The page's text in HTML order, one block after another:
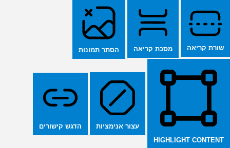
שורת קריאה מסכת קריאה הסתר תמונות
HIGHLIGHT CONTENT
עצור אנימציות הדגש קישורים